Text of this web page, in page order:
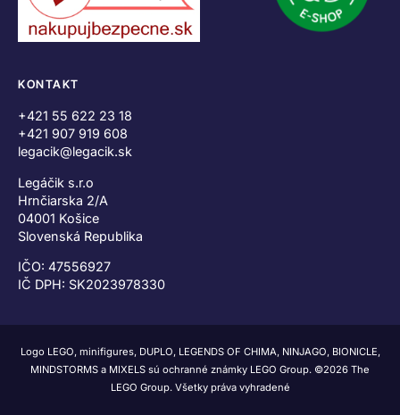
KONTAKT
+421 55 622 23 18
+421 907 919 608
legacik@legacik.sk
Legáčik s.r.o
Hrnčiarska 2/A
04001 Košice
Slovenská Republika
IČO: 47556927
IČ DPH: SK2023978330
Logo LEGO, minifigures, DUPLO, LEGENDS OF CHIMA, NINJAGO, BIONICLE,
MINDSTORMS a MIXELS sú ochranné známky LEGO Group. ©2026 The
LEGO Group. Všetky práva vyhradené